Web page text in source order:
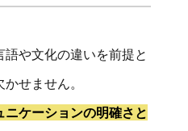
や文化の違いを前提と
せません。
ニケーションの明確さと